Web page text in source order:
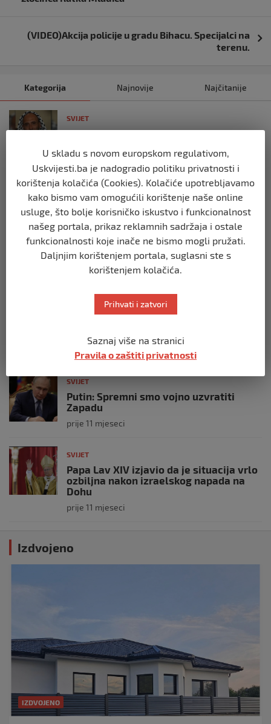
(VIDEO)Akcija policije u gradu Bihacu. Specijalci na
terenu.
Kategorija Najnovije Najčitanije
SVIJET
Italijanski kapetan iz flotile za Gazu
snage prekinule molitvu njegove
posade
prije 10 mjeseci
SVIJET
Brod “Mikeno” probio izraelsku blokadu
i uplovio u Gazu – kapetan iz Sarajeva
vijori zastavu BiH
prije 10 mjeseci
Opsadno stanje u Münchenu, odjeknulo
policijske snage na terenu
prije 10 mjeseci
SVIJET
Putin: Spremni smo vojno uzvratiti
Zapadu
prije 11 mjeseci
SVIJET
Papa Lav XIV izjavio da je situacija vrlo
ozbiljna nakon izraelskog napada na
Dohu
prije 11 mjeseci
Izdvojeno
IZDVOJENO
U skladu s novom europskom regulativom,
Uskvijesti.ba je nadogradio politiku privatnosti i
korištenja kolačića (Cookies). Kolačiće upotrebljavamo
kako bismo vam omogućili korištenje naše online
usluge, što bolje korisničko iskustvo i funkcionalnost
našeg portala, prikaz reklamnih sadržaja i ostale
funkcionalnosti koje inače ne bismo mogli pružati.
Daljnjim korištenjem portala, suglasni ste s
korištenjem kolačića.
Prihvati i zatvori
Saznaj više na stranici
Pravila o zaštiti privatnosti